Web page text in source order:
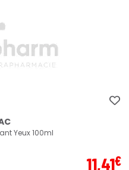
Yeux 100ml
11,41€